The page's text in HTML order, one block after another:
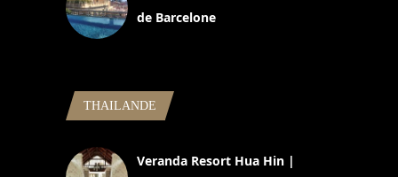
de Barcelone
THAILANDE
Veranda Resort Hua Hin |